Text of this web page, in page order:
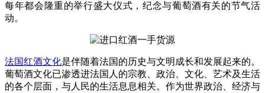
每年都会隆重的举行盛大仪式，纪念与葡萄酒有关的节气活
动。
法国红酒文化是伴随着法国的历史与文明成长和发展起来的。
葡萄酒文化已渗透进法国人的宗教、政治、文化、艺术及生活
的各个层面，与人民的生活息息相关。作为世界政治、经济与